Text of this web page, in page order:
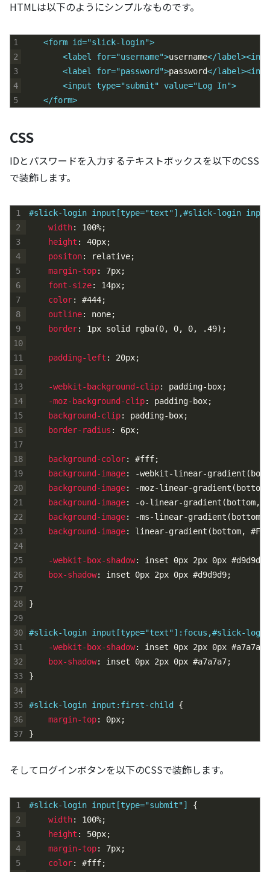
HTMLは以下のようにシンプルなものです。
1
2
3
4
5
<form id="slick-login">
<label for="username">username</label>
<label for="password">password</label>
<input type="submit" value="Log In">
</form>
CSS
IDとパスワードを入力するテキストボックスを以下のCSS
で装飾します。
1
2
3
4
5
6
7
8
9
10
11
12
13
14
15
16
17
18
19
20
21
22
23
24
25
26
27
28
29
30
31
32
33
34
35
36
37
#slick-login input[type="text"],#slick-login
width: 100%;
height : 40px;
positon: relative;
margin-top: 7px;
font-size: 14px;
color: #444;
outline: none;
border: 1px solid rgba(0, 0, 0, .49) ;
padding-left : 20px;
-webkit-background-clip: padding-box;
-moz-background-clip: padding-box;
background-clip: padding-box;
border-radius : 6px;
background-color: #fff;
background-image: -webkit-linear-gradient (
background-image: -moz-linear-gradient ( bottom,
background-image: -o-linear-gradient ( bottom,
background-image: -ms-linear-gradient ( bottom,
background-image: linear-gradient ( bottom,
-webkit-box-shadow: inset 0px 2px 0px #d9d9d9
box-shadow: inset 0px 2px 0px #d9d9d9;
}
#slick-login input[type="text"]:focus,#slick-login
-webkit-box-shadow: inset 0px 2px 0px #a7a7a7
box-shadow: inset 0px 2px 0px #a7a7a7;
}
#slick-login input:first-child {
margin-top: 0px;
}
そしてログインボタンを以下のCSSで装飾します。
1
2
3
4
5
#slick-login input[type="submit"] {
width: 100%;
height : 50px;
margin-top: 7px;
color: #fff;